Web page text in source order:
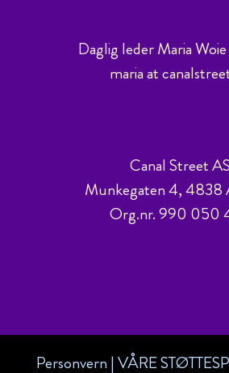
Daglig leder Maria
maria at
Canal Street AS
Munkegaten 4, 4838
Org.nr. 990 050
Personvern|VÅRE